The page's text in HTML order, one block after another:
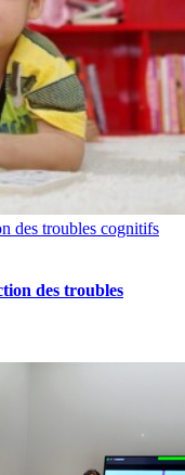
des troubles cognitifs
des troubles